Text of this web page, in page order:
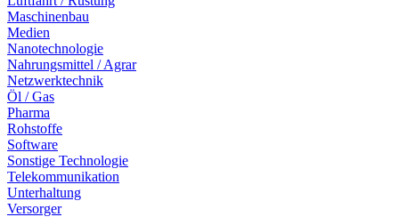
Maschinenbau
Medien
Nanotechnologie
Nahrungsmittel / Agrar
Netzwerktechnik
Öl / Gas
Pharma
Rohstoffe
Software
Sonstige Technologie
Telekommunikation
Unterhaltung
Versorger